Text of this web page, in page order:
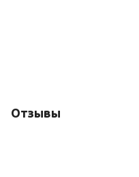
Отзывы